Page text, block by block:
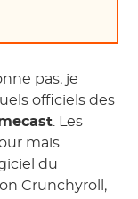
pas, je
officiels des
. Les
mais
du
Crunchyroll,